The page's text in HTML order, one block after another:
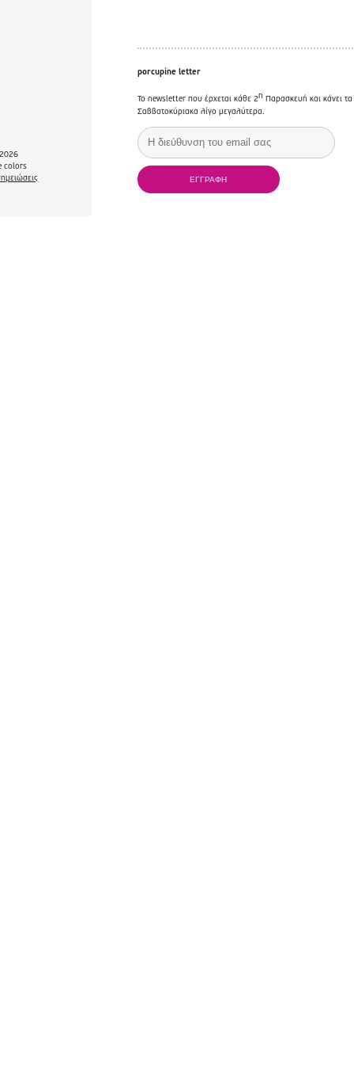
colors
porcupine letter
Το newsletter που έρχεται κάθε 2η Παρασκευή και κάνει τα
Σαββατοκύριακα λίγο μεγαλύτερα.